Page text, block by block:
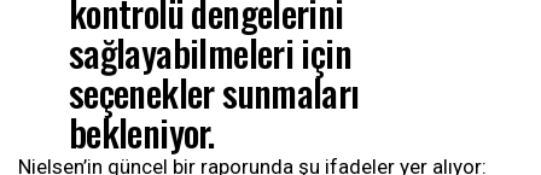
kontrolü dengelerini
sağlayabilmeleri için
seçenekler sunmaları
bekleniyor.
Nielsen’in güncel bir raporunda şu ifadeler yer alıyor: